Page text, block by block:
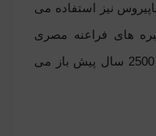
نیز استفاده می
های فراعنه مصری
کشف شده است که قدمت آن به 2500 سال پیش باز می